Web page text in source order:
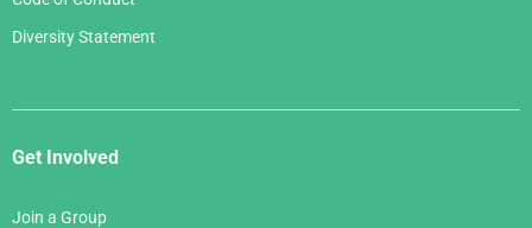
Diversity Statement
Get Involved
Join a Group